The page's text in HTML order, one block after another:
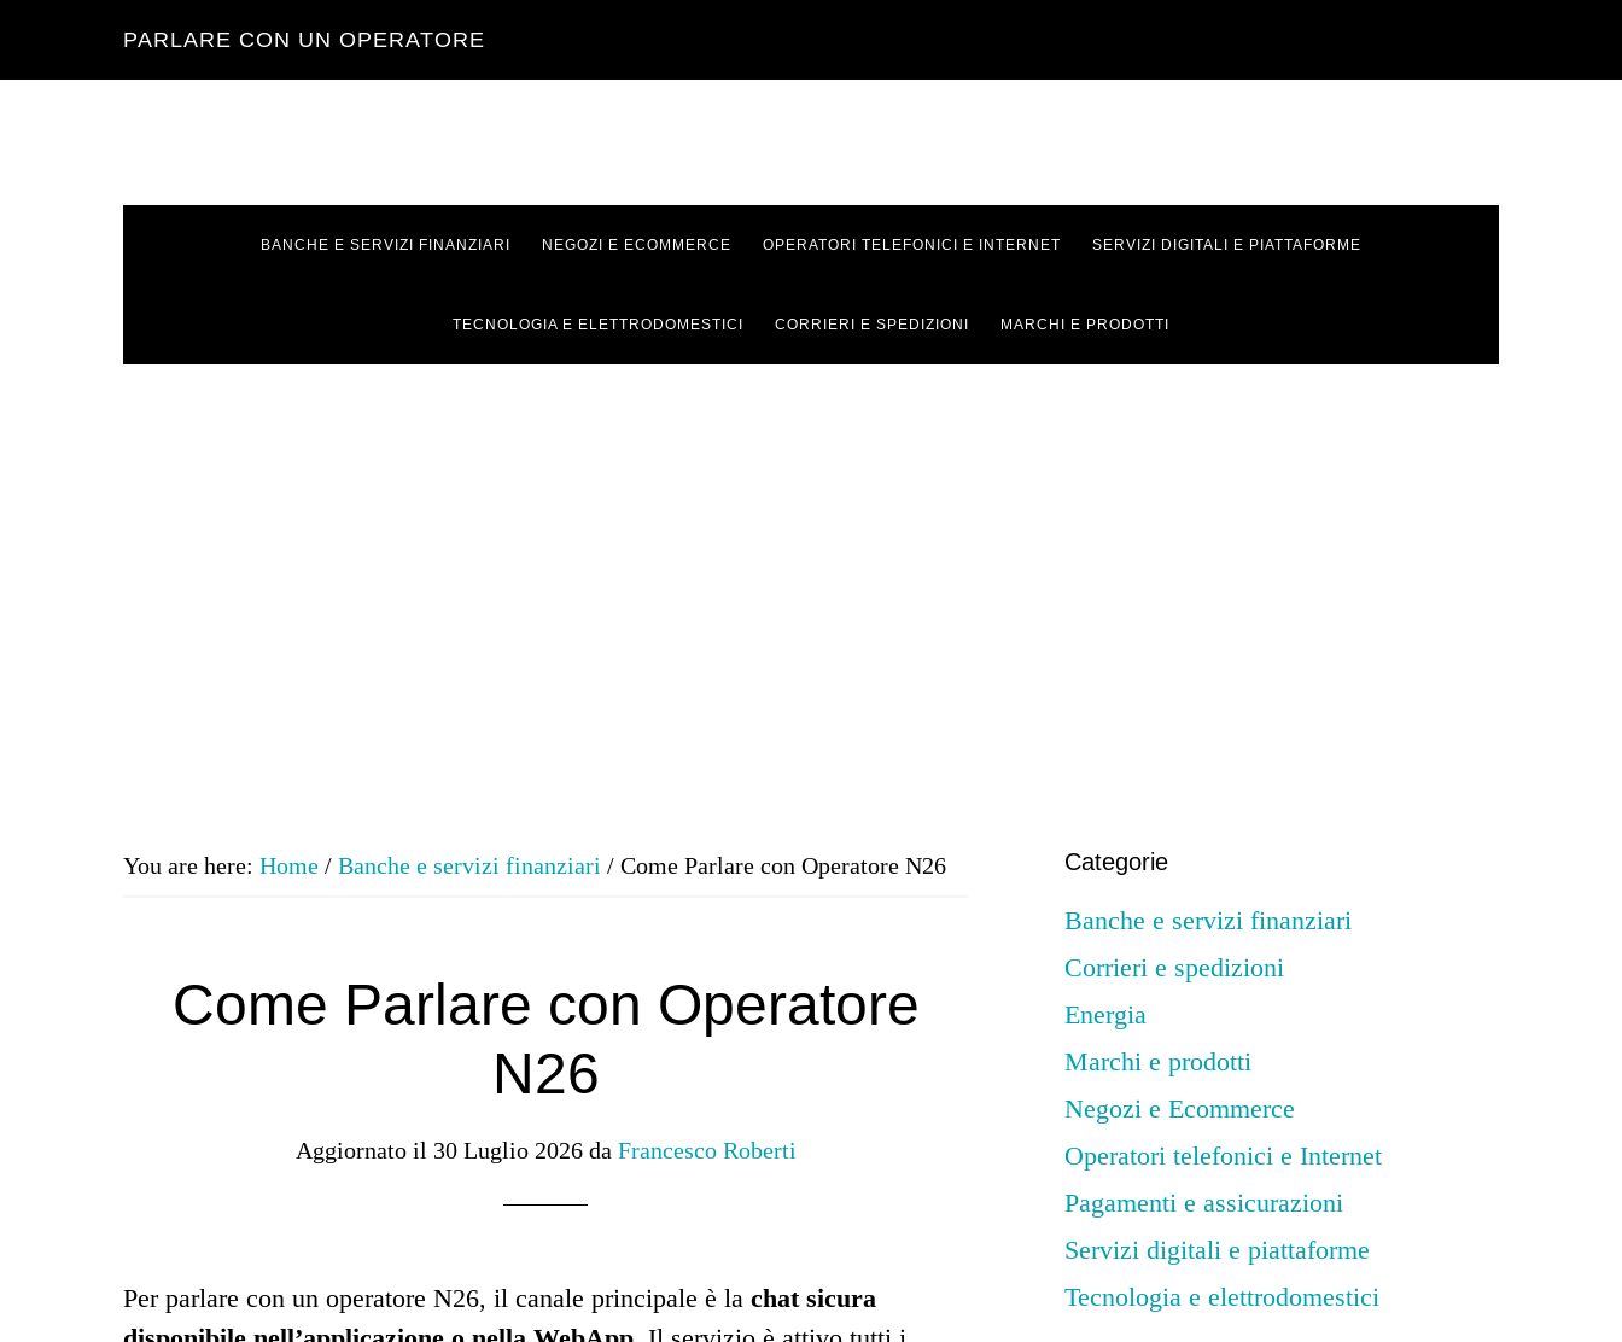
PARLARE CON UN OPERATORE
BANCHE E SERVIZI FINANZIARI NEGOZI E ECOMMERCE OPERATORI TELEFONICI E INTERNET SERVIZI DIGITALI E PIATTAFORME
TECNOLOGIA E ELETTRODOMESTICI CORRIERI E SPEDIZIONI MARCHI E PRODOTTI
You are here: Home / Banche e servizi finanziari / Come Parlare con Operatore N26
Come Parlare con Operatore
N26
Aggiornato il 30 Luglio 2026da Francesco Roberti
Per parlare con un operatore N26, il canale principale è la chat sicura
Primary Sidebar
Categorie
Banche e servizi finanziari
Corrieri e spedizioni
Energia
Marchi e prodotti
Negozi e Ecommerce
Operatori telefonici e Internet
Pagamenti e assicurazioni
Servizi digitali e piattaforme
Tecnologia e elettrodomestici